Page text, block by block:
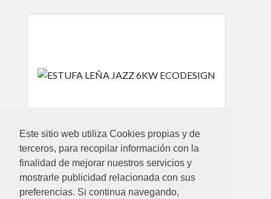
Este sitio web utiliza Cookies propias y de
terceros, para recopilar información con la
finalidad de mejorar nuestros servicios y
mostrarle publicidad relacionada con sus
preferencias. Si continua navegando,
802.32€
ESTUFA LEÑA JAZZ 6KW ECODESIGN
Ver detalle